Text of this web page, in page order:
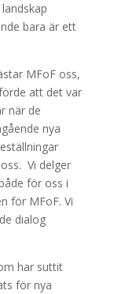
bara är ett
MFoF oss,
att det var
när de
nya
Vi delger
för oss i
för MFoF. Vi
dialog
har suttit
för nya